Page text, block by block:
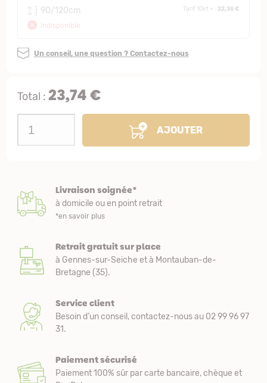
90/120cm
Indisponible
Tarif 10et + : 22,36 €
Un conseil, une question ? Contactez-nous
Total : 23,74 €
AJOUTER
Livraison soignée*
à domicile ou en point retrait
*en savoir plus
Retrait gratuit sur place
à Gennes-sur-Seiche et à Montauban-de-
Bretagne (35).
Service client
Besoin d’un conseil, contactez-nous au 02 99 96 97
31.
Paiement sécurisé
Paiement 100% sûr par carte bancaire, chèque et